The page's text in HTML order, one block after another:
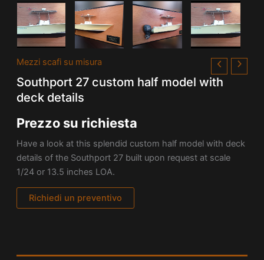
Mezzi scafi su misura
Southport 27 custom half model with
deck details
Prezzo su richiesta
Have a look at this splendid custom half model with deck
details of the Southport 27 built upon request at scale
1/24 or 13.5 inches LOA.
Richiedi un preventivo